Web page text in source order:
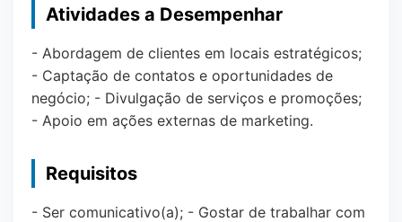
Atividades a Desempenhar
- Abordagem de clientes em locais estratégicos;
- Captação de contatos e oportunidades de
negócio; - Divulgação de serviços e promoções;
- Apoio em ações externas de marketing.
Requisitos
- Ser comunicativo(a); - Gostar de trabalhar com